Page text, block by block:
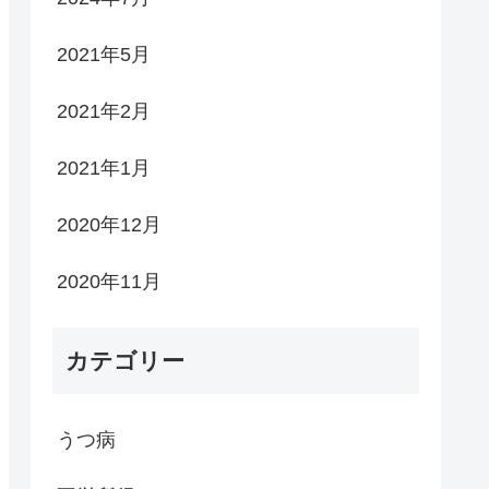
2021年5月
2021年2月
2021年1月
2020年12月
2020年11月
カテゴリー
うつ病